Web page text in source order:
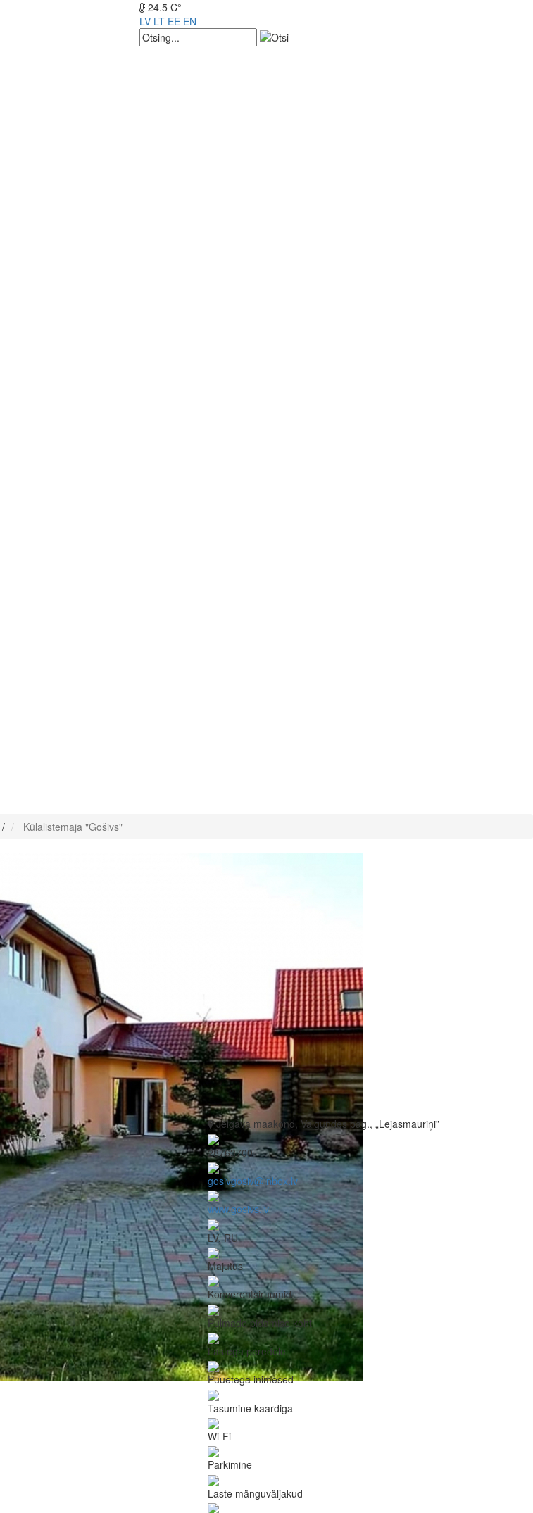
24.5 C°
LV LT EE EN
/ Külalistemaja "Gošivs"
Jelgava maakond, Valgundes pag., „Lejasmauriņi”
28763700
gosivgosiv@inbox.lv
www.gosivs.lv
LV, RU
Majutus
Konverentsiruumid
Pulmade pidamise koht
Lastega peredele
Puuetega inimesed
Tasumine kaardiga
Wi-Fi
Parkimine
Laste mänguväljakud